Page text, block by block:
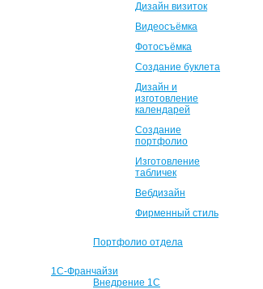
Дизайн визиток
Видеосъёмка
Фотосъёмка
Создание буклета
Дизайн и
изготовление
календарей
Создание
портфолио
Изготовление
табличек
Вебдизайн
Фирменный стиль
Портфолио отдела
1С-Франчайзи
Внедрение 1С